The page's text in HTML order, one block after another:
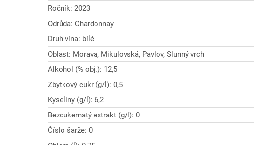
Ročník: 2023
Odrůda: Chardonnay
Druh vína: bílé
Oblast: Morava, Mikulovská, Pavlov, Slunný vrch
Alkohol (% obj.): 12,5
Zbytkový cukr (g/l): 0,5
Kyseliny (g/l): 6,2
Bezcukernatý extrakt (g/l): 0
Číslo šarže: 0